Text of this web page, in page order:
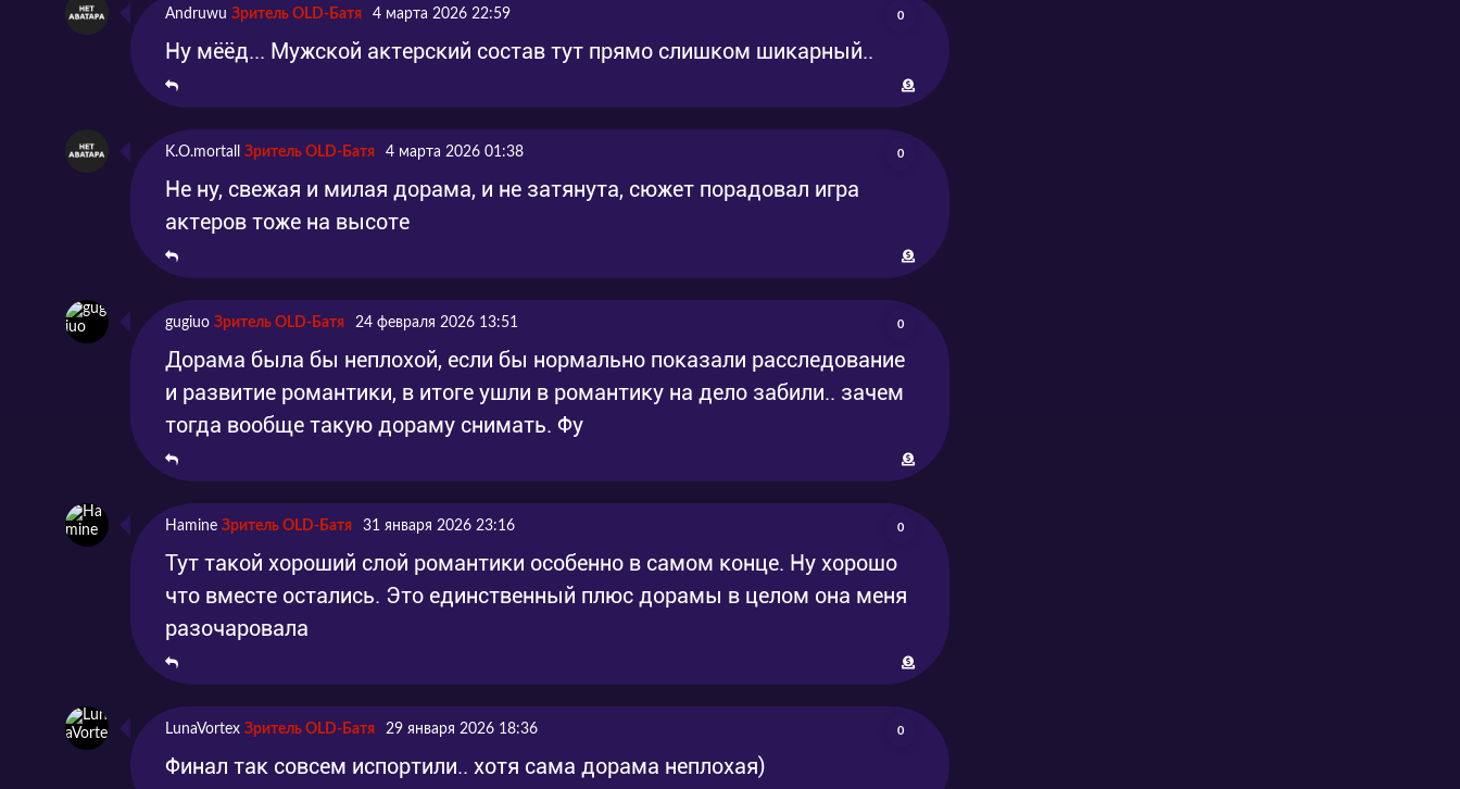
Andruwu Зритель OLD-Батя 4 марта 2026 22:59 0
Ну мёёд... Мужской актерский состав тут прямо слишком шикарный..
K.O.mortall Зритель OLD-Батя 4 марта 2026 01:38 0
Не ну, свежая и милая дорама, и не затянута, сюжет порадовал игра
актеров тоже на высоте
gugiuo Зритель OLD-Батя 24 февраля 2026 13:51 0
Дорама была бы неплохой, если бы нормально показали расследование
и развитие романтики, в итоге ушли в романтику на дело забили.. зачем
тогда вообще такую дораму снимать. Фу
Hamine Зритель OLD-Батя 31 января 2026 23:16 0
Тут такой хороший слой романтики особенно в самом конце. Ну хорошо
что вместе остались. Это единственный плюс дорамы в целом она меня
разочаровала
LunaVortex Зритель OLD-Батя 29 января 2026 18:36 0
Финал так совсем испортили.. хотя сама дорама неплохая)